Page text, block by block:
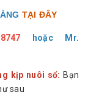
TẠI ĐÂY
hoặc
Mr.
kịp nuôi sổ: Bạn
sau